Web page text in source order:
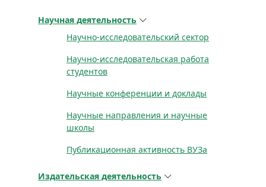
Научная деятельность
Научно-исследовательский сектор
Научно-исследовательская работа
студентов
Научные конференции и доклады
Научные направления и научные
школы
Публикационная активность ВУЗа
Издательская деятельность